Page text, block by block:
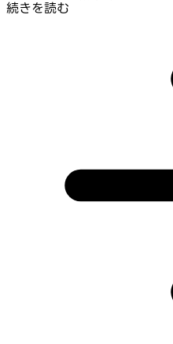
続きを読む